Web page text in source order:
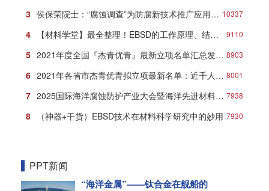
10337
3 侯保荣院士：“腐蚀调查”为防腐新技术推广应用打响第一炮
9110
4 【材料学堂】最全整理！EBSD的工作原理、结构、操作及分析方法！
8903
5 2021年度全国『杰青优青』最新立项名单汇总发布！
8001
6 2021年各省市杰青优青拟立项最新名单：近千人入选！
7938
7 2025国际海洋腐蚀防护产业大会暨海洋先进材料创新发展论坛在青岛盛大开幕！
7930
8 （神器+干货）EBSD技术在材料科学研究中的妙用
PPT新闻
“海洋金属”——钛合金在舰船的